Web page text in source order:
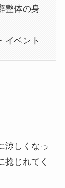
整体の身
イベント
涼しくなっ
捻じれてく